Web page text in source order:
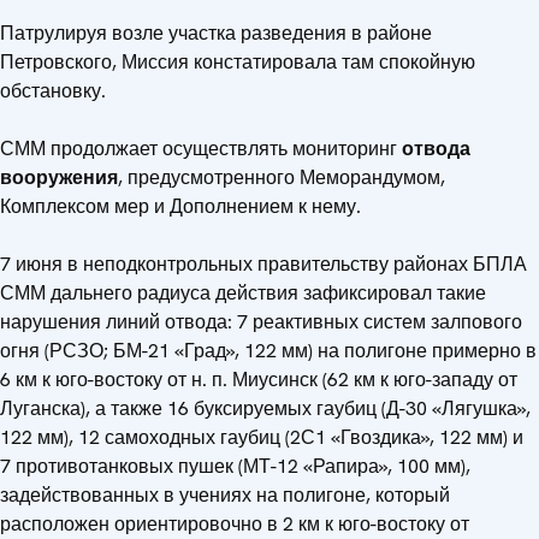
Патрулируя возле участка разведения в районе
Петровского, Миссия констатировала там спокойную
обстановку.
СММ продолжает осуществлять мониторинготвода
вооружения, предусмотренного Меморандумом,
Комплексом мер и Дополнением к нему.
7 июня в неподконтрольных правительству районах БПЛА
СММ дальнего радиуса действия зафиксировал такие
нарушения линий отвода: 7 реактивных систем залпового
огня (РСЗО; БМ-21 «Град», 122 мм) на полигоне примерно в
6 км к юго-востоку от н. п. Миусинск (62 км к юго-западу от
Луганска), а также 16 буксируемых гаубиц (Д-30 «Лягушка»,
122 мм), 12 самоходных гаубиц (2С1 «Гвоздика», 122 мм) и
7 противотанковых пушек (МТ-12 «Рапира», 100 мм),
задействованных в учениях на полигоне, который
расположен ориентировочно в 2 км к юго-востоку от